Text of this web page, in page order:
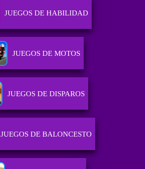
JUEGOS DE HABILIDAD
JUEGOS DE MOTOS
JUEGOS DE DISPAROS
JUEGOS DE BALONCESTO